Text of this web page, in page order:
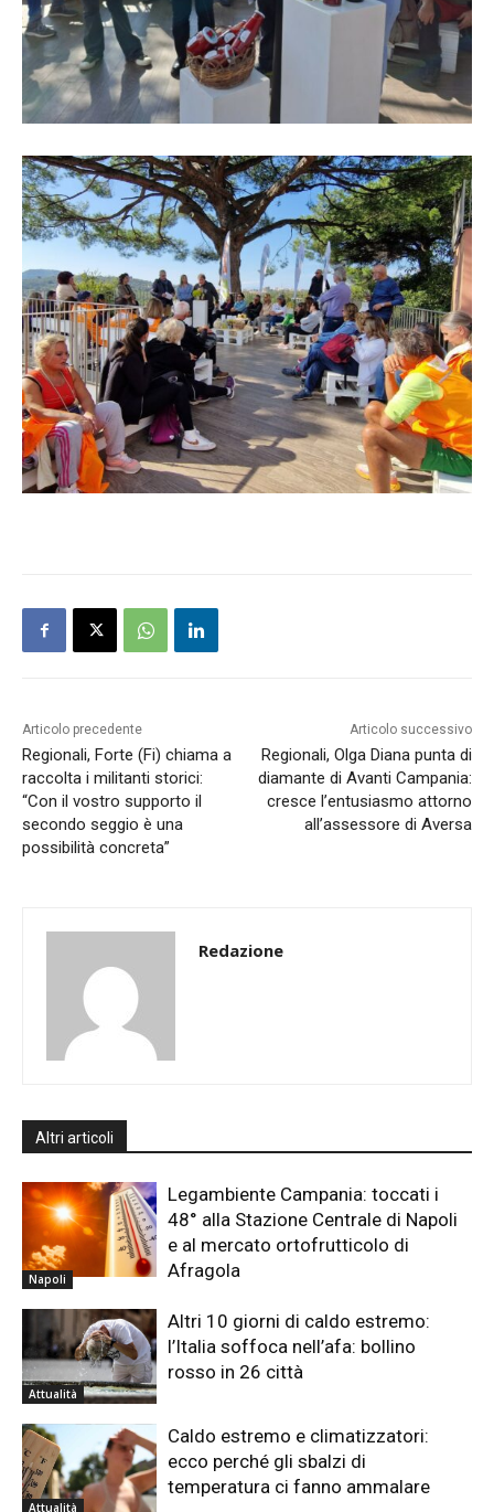
Articolo precedente
Regionali, Forte (Fi) chiama a
raccolta i militanti storici:
“Con il vostro supporto il
secondo seggio è una
possibilità concreta”
Articolo successivo
Regionali, Olga Diana punta di
diamante di Avanti Campania:
cresce l’entusiasmo attorno
all’assessore di Aversa
Redazione
Altri articoli
Napoli
Legambiente Campania: toccati i
48° alla Stazione Centrale di Napoli
e al mercato ortofrutticolo di
Afragola
Attualità
Altri 10 giorni di caldo estremo:
l’Italia soffoca nell’afa: bollino
rosso in 26 città
Attualità
Caldo estremo e climatizzatori:
ecco perché gli sbalzi di
temperatura ci fanno ammalare